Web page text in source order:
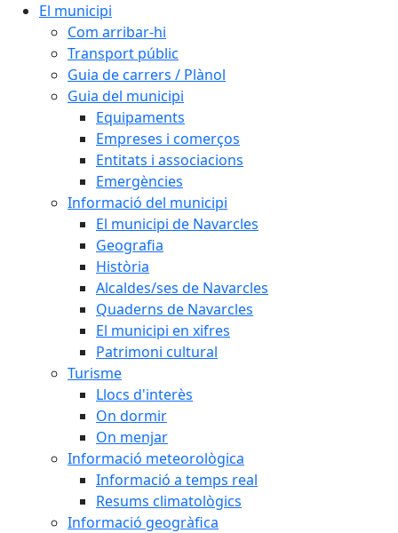
El municipi
Com arribar-hi
Transport públic
Guia de carrers / Plànol
Guia del municipi
Equipaments
Empreses i comerços
Entitats i associacions
Emergències
Informació del municipi
El municipi de Navarcles
Geografia
Història
Alcaldes/ses de Navarcles
Quaderns de Navarcles
El municipi en xifres
Patrimoni cultural
Turisme
Llocs d'interès
On dormir
On menjar
Informació meteorològica
Informació a temps real
Resums climatològics
Informació geogràfica